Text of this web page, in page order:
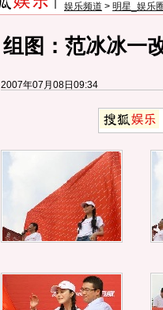
娱乐频道 > 明星_娱乐圈
组图：范冰冰一
2007年07月08日09:34